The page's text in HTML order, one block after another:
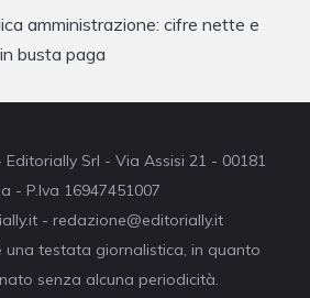
amministrazione: cifre nette e
busta paga
Srl - Via Assisi 21 - 00181
- P.Iva 16947451007
- redazione@editorially.it
una testata giornalistica, in quanto
senza alcuna periodicità.